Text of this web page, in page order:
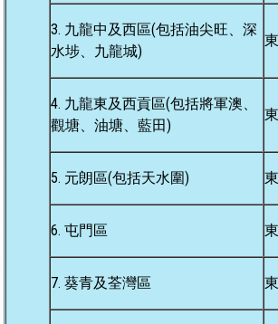
3. 九龍中及西區(包括油尖旺、深
水埗、九龍城)
4. 九龍東及西貢區(包括將軍澳、
觀塘、油塘、藍田)
5. 元朗區(包括天水圍)
6. 屯門區
7. 葵青及荃灣區